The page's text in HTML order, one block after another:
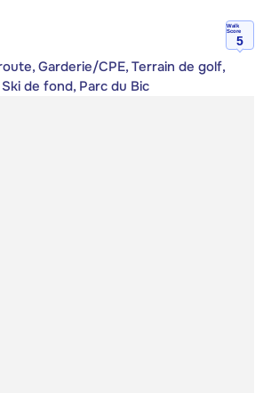
Walk
Score
5
Garderie/CPE, Terrain de golf,
de fond, Parc du Bic